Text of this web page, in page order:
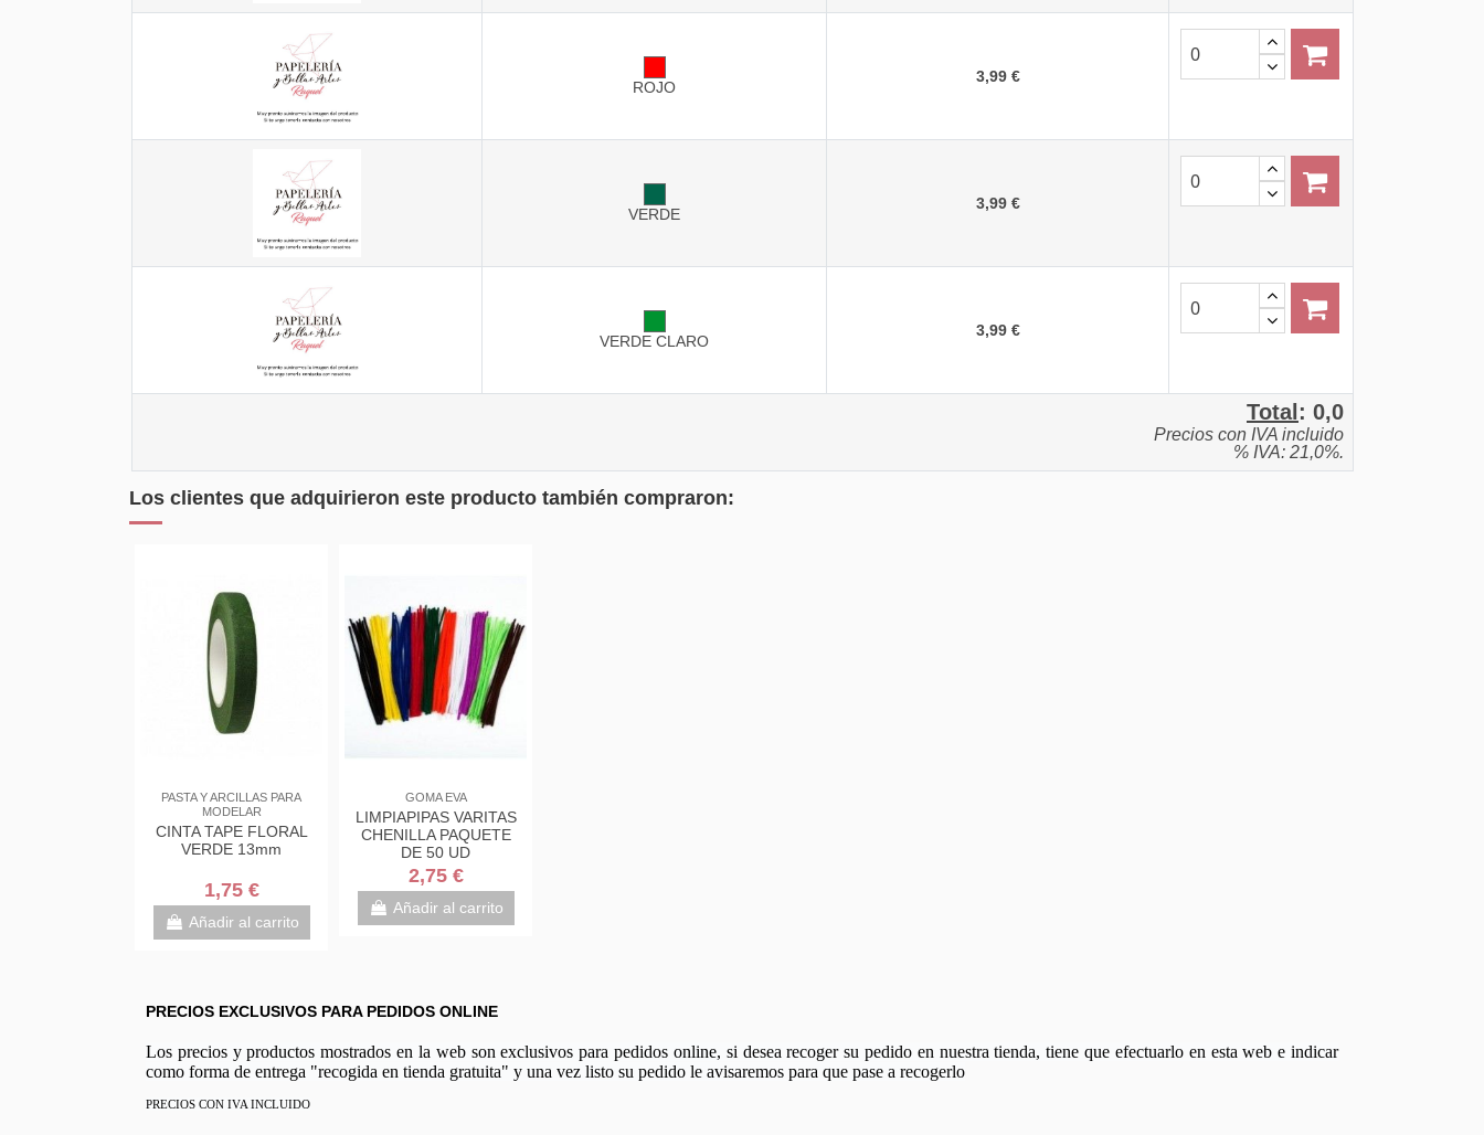
ROJO
3,99 €
VERDE
3,99 €
VERDE CLARO
3,99 €
Total : 0,0
Precios con IVA incluido
% IVA: 21,0%.
Los clientes que adquirieron este producto también compraron:
PASTA Y ARCILLAS PARA
MODELAR
CINTA TAPE FLORAL
VERDE 13mm
1,75 €
Añadir al carrito
GOMA EVA
LIMPIAPIPAS VARITAS
CHENILLA PAQUETE
DE 50 UD
2,75 €
Añadir al carrito
PRECIOS EXCLUSIVOS PARA PEDIDOS ONLINE
Los precios y productos mostrados en la web son exclusivos para pedidos online, si desea recoger su pedido en nuestra tienda, tiene que efectuarlo en esta web e indicar
como forma de entrega "recogida en tienda gratuita" y una vez listo su pedido le avisaremos para que pase a recogerlo
PRECIOS CON IVA INCLUIDO